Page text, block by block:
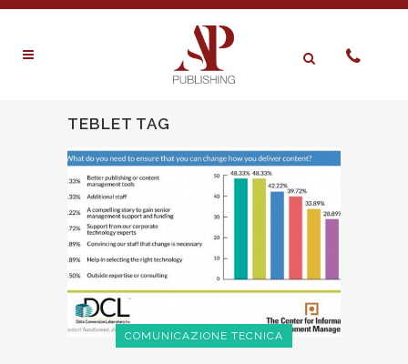
TEBLET TAG
COMUNICAZIONE TECNICA